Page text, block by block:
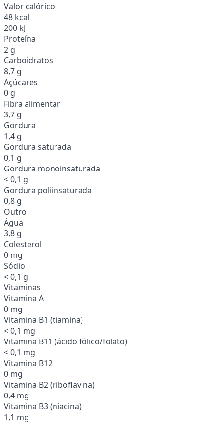
Valor calórico
48 kcal
200 kJ
Proteína
2 g
Carboidratos
8,7 g
Açúcares
0 g
Fibra alimentar
3,7 g
Gordura
1,4 g
Gordura saturada
0,1 g
Gordura monoinsaturada
< 0,1 g
Gordura poliinsaturada
0,8 g
Outro
Água
3,8 g
Colesterol
0 mg
Sódio
< 0,1 g
Vitaminas
Vitamina A
0 mg
Vitamina B1 (tiamina)
< 0,1 mg
Vitamina B11 (ácido fólico/folato)
< 0,1 mg
Vitamina B12
0 mg
Vitamina B2 (riboflavina)
0,4 mg
Vitamina B3 (niacina)
1,1 mg